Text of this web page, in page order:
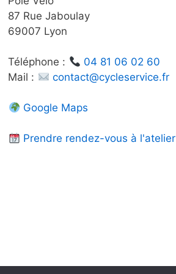
87 Rue Jaboulay
69007 Lyon
Téléphone :
04 81 06 02 60
Mail :
contact@cycleservice.fr
Google Maps
Prendre rendez-vous à l'atelier